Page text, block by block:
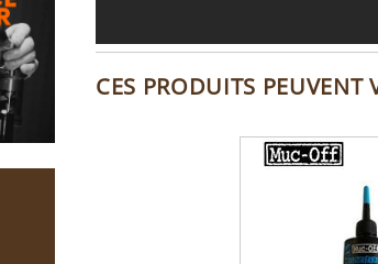
CES PRODUITS PEUVENT